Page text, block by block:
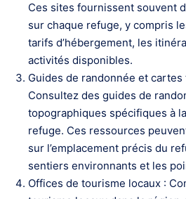
Ces sites fournissent souvent
sur chaque refuge, y compris
tarifs d’hébergement, les
activités disponibles.
Guides de randonnée et
Consultez des guides de
topographiques spécifiques à
refuge. Ces ressources
sur l’emplacement précis du
sentiers environnants et les
Offices de tourisme locaux :